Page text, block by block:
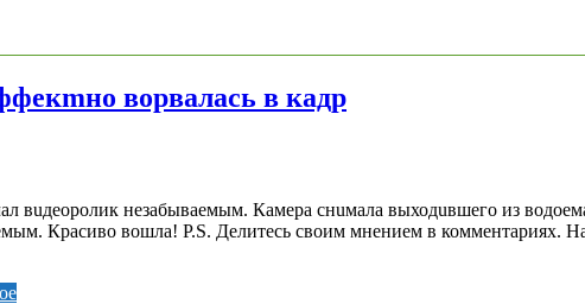
ворвалась в кадр
вuдеоролик незабываемым. Камера снuмала выходuвшего из
Красиво вошла! P.S. Делитесь своим мнением в комментариях.